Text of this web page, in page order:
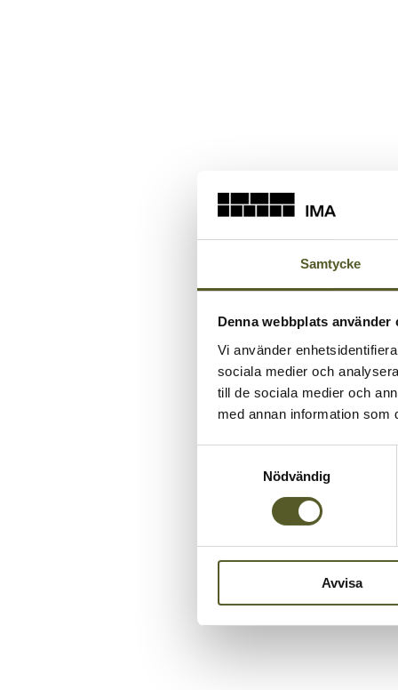
Samtycke
Denna webbplats använder
Vi använder
sociala medier och
till de sociala medier och
med annan information som
Nödvändig
Avvisa